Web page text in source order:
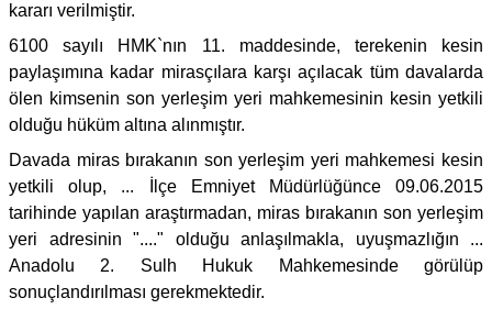
kararı verilmiştir.
6100 sayılı HMK`nın 11. maddesinde, terekenin kesin
paylaşımına kadar mirasçılara karşı açılacak tüm davalarda
ölen kimsenin son yerleşim yeri mahkemesinin kesin yetkili
olduğu hüküm altına alınmıştır.
Davada miras bırakanın son yerleşim yeri mahkemesi kesin
yetkili olup, ... İlçe Emniyet Müdürlüğünce 09.06.2015
tarihinde yapılan araştırmadan, miras bırakanın son yerleşim
yeri adresinin "...." olduğu anlaşılmakla, uyuşmazlığın ...
Anadolu 2. Sulh Hukuk Mahkemesinde görülüp
sonuçlandırılması gerekmektedir.